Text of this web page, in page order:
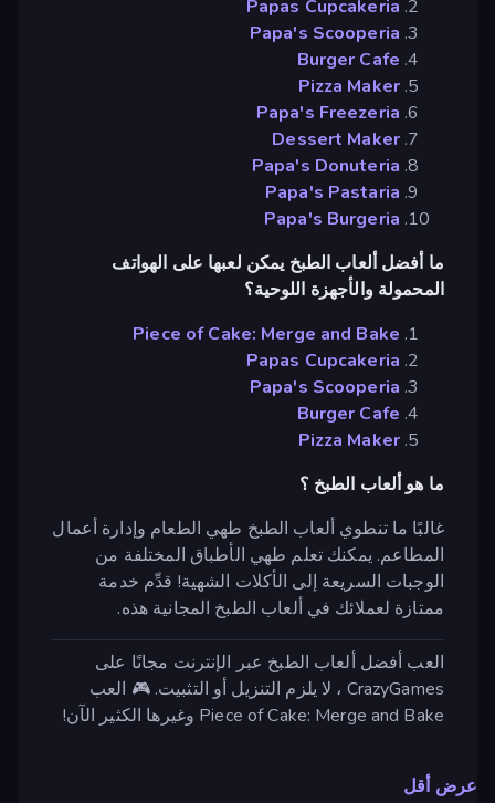
Papas Cupcakeria
Papa's Scooperia
Burger Cafe
Pizza Maker
Papa's Freezeria
Dessert Maker
Papa's Donuteria
Papa's Pastaria
Papa's Burgeria
ما أفضل ألعاب الطبخ يمكن لعبها على الهواتف
المحمولة والأجهزة اللوحية؟
Piece of Cake: Merge and Bake
Papas Cupcakeria
Papa's Scooperia
Burger Cafe
Pizza Maker
ما هو ألعاب الطبخ ؟
غالبًا ما تنطوي ألعاب الطبخ طهي الطعام وإدارة أعمال
المطاعم. يمكنك تعلم طهي الأطباق المختلفة من
الوجبات السريعة إلى الأكلات الشهية! قدِّم خدمة
ممتازة لعملائك في ألعاب الطبخ المجانية هذه.
العب أفضل ألعاب الطبخ عبر الإنترنت مجانًا على
CrazyGames ، لا يلزم التنزيل أو التثبيت. 🎮 العب
Piece of Cake: Merge and Bake وغيرها الكثير الآن!
عرض أقل